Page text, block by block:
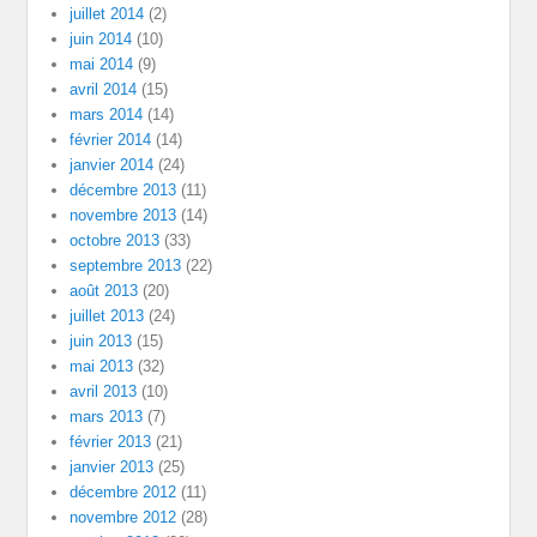
juillet 2014 (2)
juin 2014 (10)
mai 2014 (9)
avril 2014 (15)
mars 2014 (14)
février 2014 (14)
janvier 2014 (24)
décembre 2013 (11)
novembre 2013 (14)
octobre 2013 (33)
septembre 2013 (22)
août 2013 (20)
juillet 2013 (24)
juin 2013 (15)
mai 2013 (32)
avril 2013 (10)
mars 2013 (7)
février 2013 (21)
janvier 2013 (25)
décembre 2012 (11)
novembre 2012 (28)